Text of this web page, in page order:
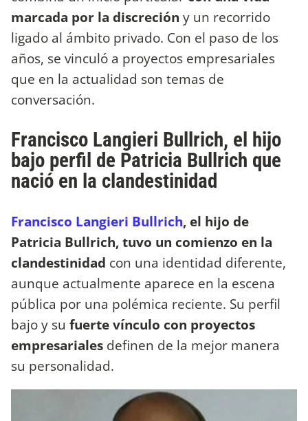
marcada por la discreción y un recorrido
ligado al ámbito privado. Con el paso de los
años, se vinculó a proyectos empresariales
que en la actualidad son temas de
conversación.
Francisco Langieri Bullrich, el hijo
bajo perfil de Patricia Bullrich que
nació en la clandestinidad
Francisco Langieri Bullrich, el hijo de
Patricia Bullrich, tuvo un comienzo en la
clandestinidad con una identidad diferente,
aunque actualmente aparece en la escena
pública por una polémica reciente. Su perfil
bajo y su fuerte vínculo con proyectos
empresariales definen de la mejor manera
su personalidad.